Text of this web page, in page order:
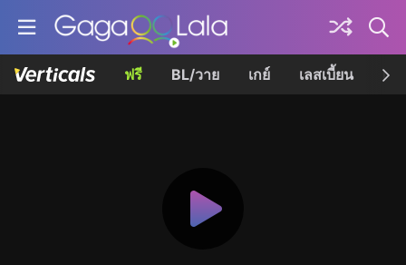
ฟรี BL/วาย เกย์ เลสเบี้ยน เค